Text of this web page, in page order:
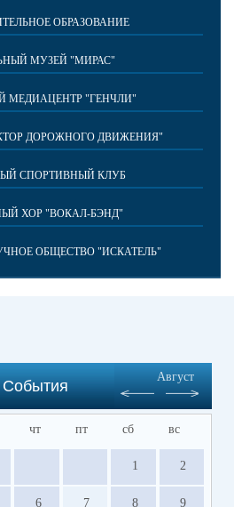
ОБРАЗОВАНИЕ
МУЗЕЙ "МИРАС"
МЕДИАЦЕНТР "ГЕНЧЛИ"
ДОРОЖНОГО ДВИЖЕНИЯ"
СПОРТИВНЫЙ КЛУБ
ХОР "ВОКАЛ-БЭНД"
ОБЩЕСТВО "ИСКАТЕЛЬ"
События
Август
чт пт сб вс
1 2
6 7 8 9